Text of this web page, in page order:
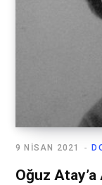
9 NISAN 2021
Oğuz Atay’a